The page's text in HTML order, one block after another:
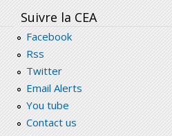
Suivre la CEA
Facebook
Rss
Twitter
Email Alerts
You tube
Contact us